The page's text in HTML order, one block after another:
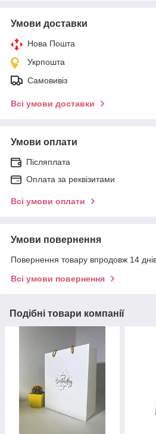
Умови доставки
Нова Пошта
Укрпошта
Самовивіз
Всі умови доставки
Умови оплати
Післяплата
Оплата за реквізитами
Всі умови оплати
Умови повернення
Повернення товару впродовж 14
Всі умови повернення
Подібні товари компанії